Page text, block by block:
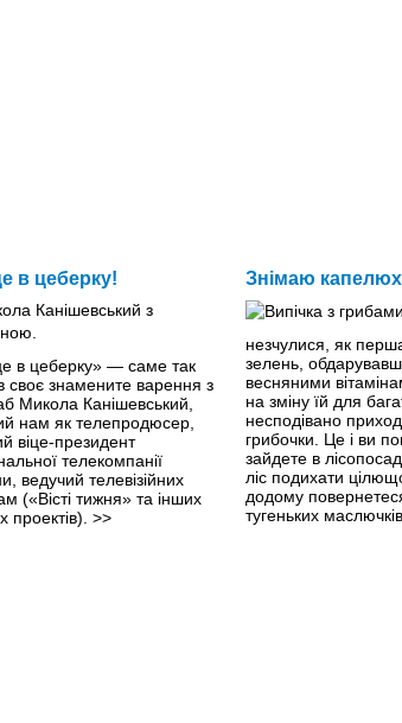
в цеберку!
в цеберку» — саме так
своє знамените варення з
Микола Канішевський,
нам як телепродюсер,
віце-президент
телекомпанії
ведучий телевізійних
(«Вісті тижня» та інших
проектів). >>
Знімаю
незчулися, як перша
зелень,
весняними
на зміну їй для
несподівано
грибочки. Це і ви
зайдете в
ліс подихати
додому
тугеньких маслючків.